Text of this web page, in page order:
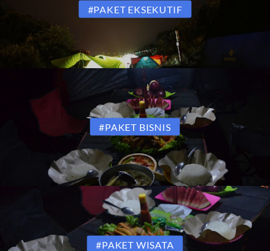
#PAKET EKSEKUTIF
#PAKET BISNIS
#PAKET WISATA